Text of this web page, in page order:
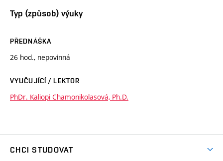
Typ (způsob) výuky
PŘEDNÁŠKA
26 hod., nepovinná
VYUČUJÍCÍ / LEKTOR
PhDr. Kaliopi Chamonikolasová, Ph.D.
CHCI STUDOVAT